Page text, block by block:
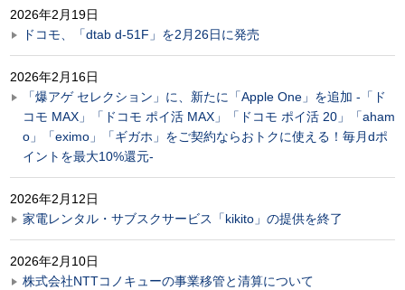
2026年2月19日
ドコモ、「dtab d-51F」を2月26日に発売
2026年2月16日
「爆アゲ セレクション」に、新たに「Apple One」を追加 -「ド
コモ MAX」「ドコモ ポイ活 MAX」「ドコモ ポイ活 20」「aham
o」「eximo」「ギガホ」をご契約ならおトクに使える！毎月dポ
イントを最大10%還元-
2026年2月12日
家電レンタル・サブスクサービス「kikito」の提供を終了
2026年2月10日
株式会社NTTコノキューの事業移管と清算について